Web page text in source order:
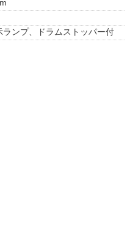
ンプ、ドラムストッパー付